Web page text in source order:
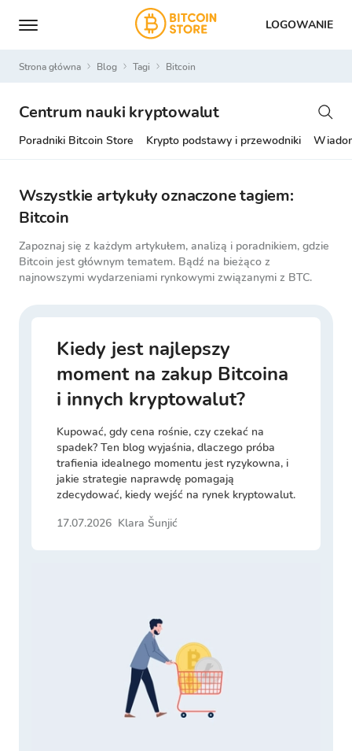
LOGOWANIE
Strona główna Blog Tagi bitcoin
Centrum nauki kryptowalut
Poradniki Bitcoin Store Krypto podstawy i przewodniki
Wszystkie artykuły oznaczone tagiem:
Bitcoin
Zapoznaj się z każdym artykułem, analizą i poradnikiem, gdzie
Bitcoin jest głównym tematem. Bądź na bieżąco z
najnowszymi wydarzeniami rynkowymi związanymi z BTC.
Kiedy jest najlepszy
moment na zakup Bitcoina
i innych kryptowalut?
Kupować, gdy cena rośnie, czy czekać na
spadek? Ten blog wyjaśnia, dlaczego próba
trafienia idealnego momentu jest ryzykowna, i
jakie strategie naprawdę pomagają
zdecydować, kiedy wejść na rynek kryptowalut.
17.07.2026 Klara Šunjić